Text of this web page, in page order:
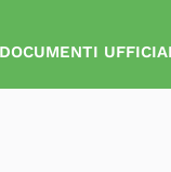
DOCUMENTI